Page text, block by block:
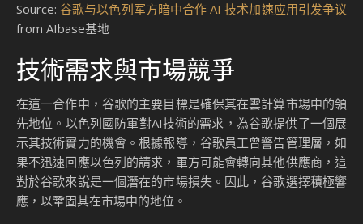
Source: 谷歌与以色列军方暗中合作 AI 技术加速应用引发争议
from AIbase基地
技術需求與市場競爭
在這一合作中，谷歌的主要目標是確保其在雲計算市場中的領
先地位。以色列國防軍對AI技術的需求，為谷歌提供了一個展
示其技術實力的機會。根據報導，谷歌員工曾警告管理層，如
果不迅速回應以色列的請求，軍方可能會轉向其他供應商，這
對於谷歌來說是一個潛在的市場損失。因此，谷歌選擇積極響
應，以鞏固其在市場中的地位。